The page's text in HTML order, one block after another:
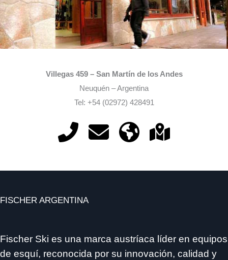
Villegas 459 – San Martín de los Andes
Neuquén – Argentina
Tel: +54 (02972) 428491
FISCHER ARGENTINA
Fischer Ski es una marca austríaca líder en equipos
de esquí, reconocida por su innovación, calidad y